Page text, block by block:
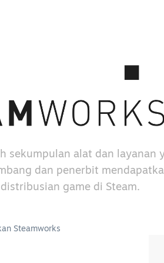
sekumpulan alat dan layanan
dan penerbit
game di Steam.
Steamworks